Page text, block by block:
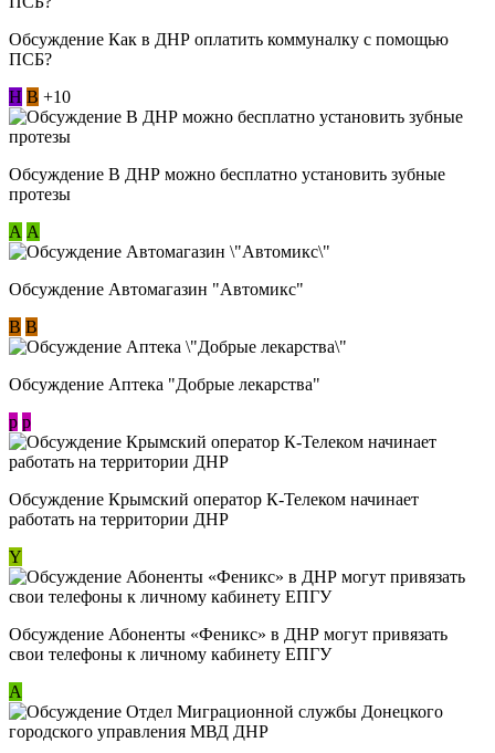
Обсуждение Как в ДНР оплатить коммуналку с помощью
ПСБ?
Н В +10
Обсуждение В ДНР можно бесплатно установить зубные
протезы
А А
Обсуждение Автомагазин "Автомикс"
В В
Обсуждение Аптека "Добрые лекарства"
p p
Обсуждение Крымский оператор К-Телеком начинает
работать на территории ДНР
Y
Обсуждение ​Абоненты «Феникс» в ДНР могут привязать
свои телефоны к личному кабинету ЕПГУ
А